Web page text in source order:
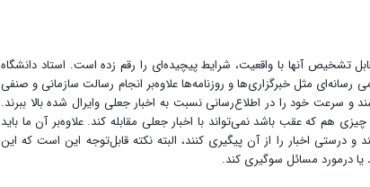
تشخیص آنها با واقعیت، شرایط پیچیده‌ای را رقم زده است. استاد دانشگاه
مثل خبرگزاری‌ها و روزنامه‌ها علاوه‌بر انجام رسالت سازمانی و صنفی
سرعت خود را در اطلاع‌رسانی نسبت به اخبار جعلی وایرال شده بالا ببرند.
هم که عقب باشد نمی‌تواند با اخبار جعلی مقابله کند. علاوه‌بر آن ما باید
و درستی اخبار را از آن پیگیری کنند، البته نکته قابل‌توجه این است که این
یا درمورد مسائل سوگیری کند.